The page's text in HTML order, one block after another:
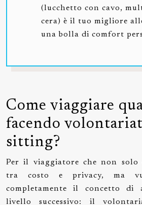
(lucchetto con cavo,
cera) è il tuo migliore
una bolla di comfort
Come viaggiare
facendo
sitting?
Per il viaggiatore che non solo
tra costo e privacy, ma
completamente il concetto di
livello successivo: il